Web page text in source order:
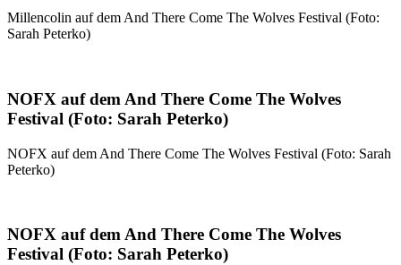
Millencolin auf dem And There Come The Wolves Festival (Foto:
Sarah Peterko)
NOFX auf dem And There Come The Wolves
Festival (Foto: Sarah Peterko)
NOFX auf dem And There Come The Wolves Festival (Foto: Sarah
Peterko)
NOFX auf dem And There Come The Wolves
Festival (Foto: Sarah Peterko)